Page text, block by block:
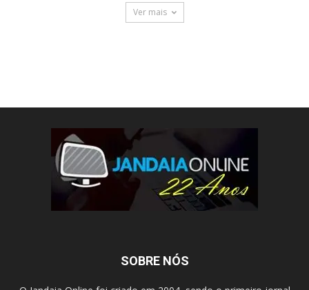
Ver mais
SOBRE NÓS